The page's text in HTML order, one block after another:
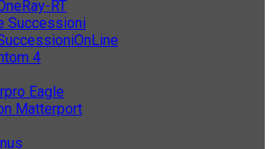
RT
Successioni
4
Eagle
Matterport